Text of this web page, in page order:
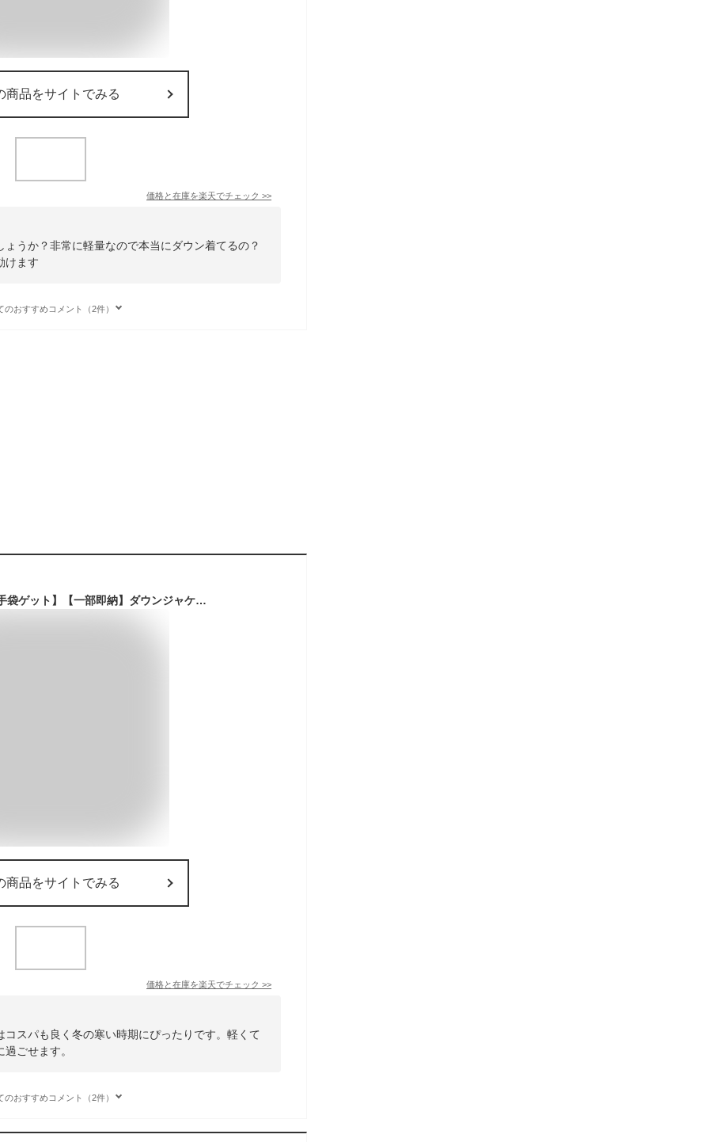
商品をサイトでみる
価格と在庫を楽天でチェック >>
うか？非常に軽量なので本当にダウン着てるの？
けます
のおすすめコメント（2件）
【着後レビューでPU手袋ゲット】【一部即納】ダウンジャケット メンズ 軽量 ダウンジャケット 冬物 冬服 メンズ アウター ダウン 大きいサイズ ハイネック 防寒 ダウンジャケット 20代30代40代50代 紳士 男性 ファッション 秋 冬 プレゼント
商品をサイトでみる
価格と在庫を楽天でチェック >>
スパも良く冬の寒い時期にぴったりです。軽くて
ごせます。
のおすすめコメント（2件）